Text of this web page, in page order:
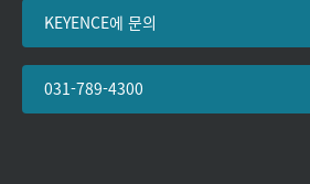
KEYENCE에 문의
031-789-4300